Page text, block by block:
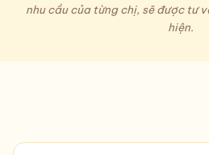
nhu cầu của từng chị, sẽ được tư
hiện.